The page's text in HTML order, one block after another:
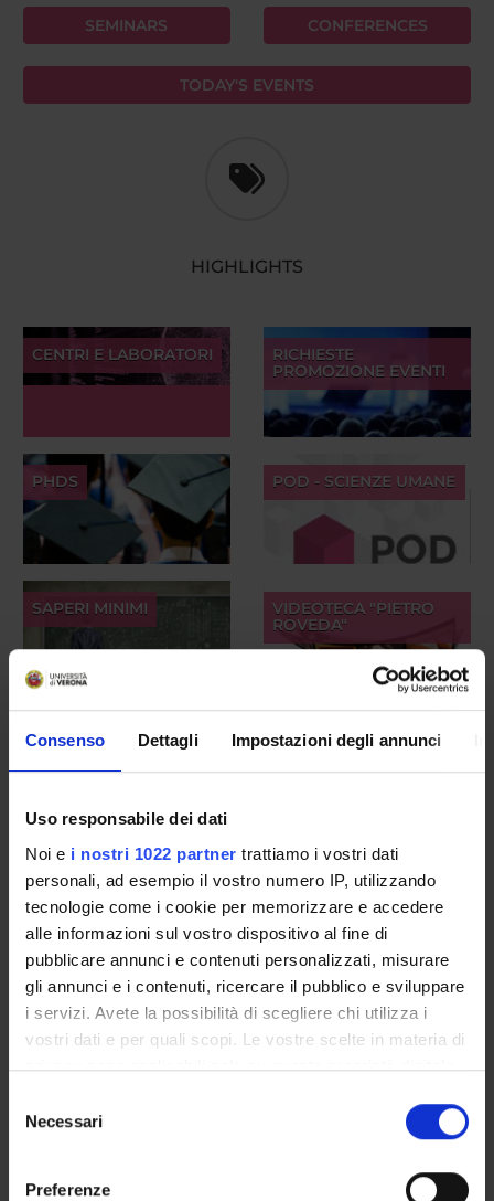
Consenso Dettagli Impostazioni degli annunci
Uso responsabile dei dati
Noi e i nostri 1022 partner trattiamo i vostri dati
personali, ad esempio il vostro numero IP, utilizzando
tecnologie come i cookie per memorizzare e accedere
alle informazioni sul vostro dispositivo al fine di
pubblicare annunci e contenuti personalizzati, misurare
gli annunci e i contenuti, ricercare il pubblico e sviluppare
i servizi. Avete la possibilità di scegliere chi utilizza i
vostri dati e per quali scopi. Le vostre scelte in materia di
privacy sono applicabili solo su questa proprietà digitale
modificare o revocare il proprio consenso in qualsiasi
momento dalla Dichiarazione sui cookie o facendo clic
delNecessari
Preferenze
SEMINARS CONFERENCES
TODAY'S EVENTS
HIGHLIGHTS
CENTRI E LABORATORI
RICHIESTE
PROMOZIONE EVENTI
PHDS POD - SCIENZE UMANE
SAPERI MINIMI
VIDEOTECA "PIETRO
ROVEDA"
MOBILITÀ
INTERNAZIONALE
VIDEO
PRESENTAZIONE
DIPSUM
VIDEO EVENTI TERZA
MISSIONE
Specializzazione in Metodi e Pratiche di rafforzamento dei
percorsi di presa in carico e accompagnamento sociale